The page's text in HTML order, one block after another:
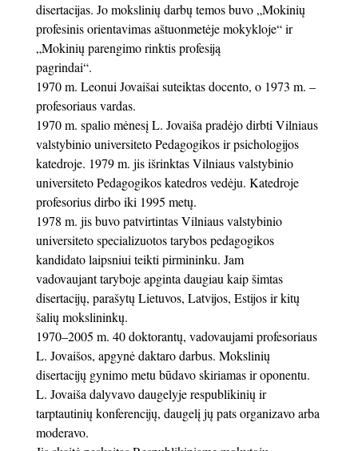
disertacijas. Jo mokslinių darbų temos buvo „Mokinių
profesinis orientavimas aštuonmetėje mokykloje“ ir
„Mokinių parengimo rinktis profesiją
pagrindai“.
1970 m. Leonui Jovaišai suteiktas docento, o 1973 m. –
profesoriaus vardas.
1970 m. spalio mėnesį L. Jovaiša pradėjo dirbti Vilniaus
valstybinio universiteto Pedagogikos ir psichologijos
katedroje. 1979 m. jis išrinktas Vilniaus valstybinio
universiteto Pedagogikos katedros vedėju. Katedroje
profesorius dirbo iki 1995 metų.
1978 m. jis buvo patvirtintas Vilniaus valstybinio
universiteto specializuotos tarybos pedagogikos
kandidato laipsniui teikti pirmininku. Jam
vadovaujant taryboje apginta daugiau kaip šimtas
disertacijų, parašytų Lietuvos, Latvijos, Estijos ir kitų
šalių mokslininkų.
1970–2005 m. 40 doktorantų, vadovaujami profesoriaus
L. Jovaišos, apgynė daktaro darbus. Mokslinių
disertacijų gynimo metu būdavo skiriamas ir oponentu.
L. Jovaiša dalyvavo daugelyje respublikinių ir
tarptautinių konferencijų, daugelį jų pats organizavo arba
moderavo.